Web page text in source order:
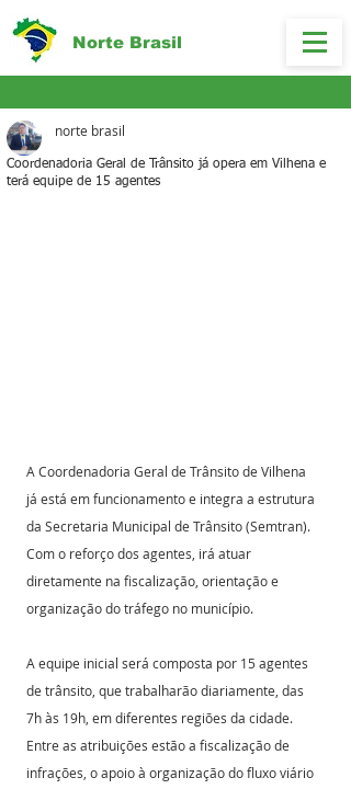
Norte Brasil
Coordenadoria Geral de Trânsito já opera em Vilhena e
terá equipe de 15 agentes
norte brasil
A Coordenadoria Geral de Trânsito de Vilhena
já está em funcionamento e integra a estrutura
da Secretaria Municipal de Trânsito (Semtran).
Com o reforço dos agentes, irá atuar
diretamente na fiscalização, orientação e
organização do tráfego no município.
A equipe inicial será composta por 15 agentes
de trânsito, que trabalharão diariamente, das
7h às 19h, em diferentes regiões da cidade.
Entre as atribuições estão a fiscalização de
infrações, o apoio à organização do fluxo viário